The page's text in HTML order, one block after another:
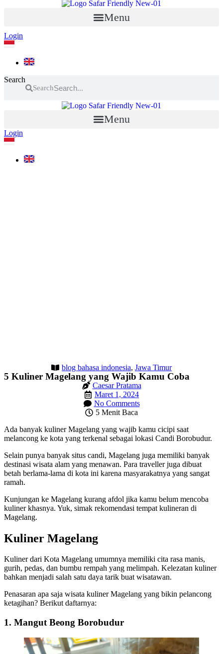
Menu
Login
Search
Search
Menu
Login
blog bahasa indonesia, Jawa Timur
5 Kuliner Magelang yang Wajib Kamu Coba
Caesar Pratama
Maret 1, 2024
No Comments
5 Menit Baca
Ada banyak kuliner Magelang yang wajib kamu cicipi saat
melancong ke kota yang terkenal sebagai lokasi Candi Borobudur.
Selain punya banyak situs candi, Magelang juga memiliki banyak
destinasi wisata alam yang menawan. Para traveller juga dibuat
betah berlama-lama di kota ini karena masyarakatnya yang sangat
ramah.
Kunjungan ke Magelang kurang afdol jika kamu belum mencoba
kuliner khasnya. Yuk, simak rekomendasi tempat kulineran di
Magelang.
Kuliner Magelang
Kuliner dari Kota Magelang umumnya memiliki cita rasa manis,
gurih, pedas, dan bumbu rempah yang melimpah. Kelezatan kuliner
bahkan menjadi salah satu daya tarik buat wisatawan.
Penasaran apa saja wisata kuliner Magelang yang bikin pelancong
ketagihan? Berikut daftarnya:
1. Mangut Beong Borobudur